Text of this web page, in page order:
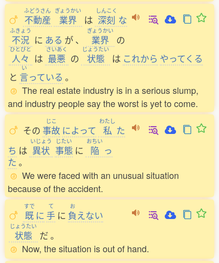
ふどうさん
不動産
ぎょうかい
業界 は
しんこく
深刻 な
ふきょう
不況 に ある が、
ぎょうかい
業界 の
ひとびと
人々 は
さいあく
最悪 の
じょうたい
状態 は これから やってくる
と
い
言っている 。
The real estate industry is in a serious slump,
and industry people say the worst is yet to come.
その
じこ
事故 によって
わたし
私 た
ち は
いじょう
異状
じたい
事態 に
おちい
陥 っ
た。
We were faced with an unusual situation
because of the accident.
すで
既 に
て
手 に
お
負えない
じょうたい
状態 だ。
Now, the situation is out of hand.